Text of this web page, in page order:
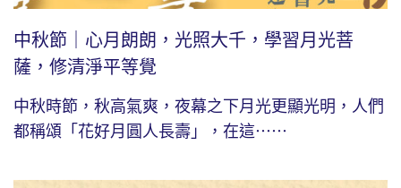
中秋節｜心月朗朗，光照大千，學習月光菩
薩，修清淨平等覺
中秋時節，秋高氣爽，夜幕之下月光更顯光明，人們
都稱頌「花好月圓人長壽」，在這⋯⋯